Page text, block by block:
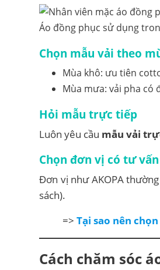
Áo đồng phục sử dụng
Chọn mẫu vải theo
Mùa khô: ưu tiên
Mùa mưa: vải pha có
Hỏi mẫu trực tiếp
Luôn yêu cầu mẫu vải
Chọn đơn vị có tư
Đơn vị như AKOPA
sách).
=> Tại sao nên
Cách chăm sóc